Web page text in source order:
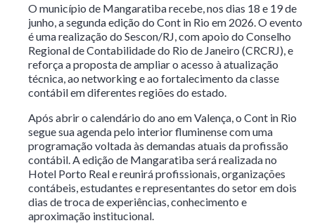
O município de Mangaratiba recebe, nos dias 18 e 19 de
junho, a segunda edição do Cont in Rio em 2026. O evento
é uma realização do Sescon/RJ, com apoio do Conselho
Regional de Contabilidade do Rio de Janeiro (CRCRJ), e
reforça a proposta de ampliar o acesso à atualização
técnica, ao networking e ao fortalecimento da classe
contábil em diferentes regiões do estado.
Após abrir o calendário do ano em Valença, o Cont in Rio
segue sua agenda pelo interior fluminense com uma
programação voltada às demandas atuais da profissão
contábil. A edição de Mangaratiba será realizada no
Hotel Porto Real e reunirá profissionais, organizações
contábeis, estudantes e representantes do setor em dois
dias de troca de experiências, conhecimento e
aproximação institucional.